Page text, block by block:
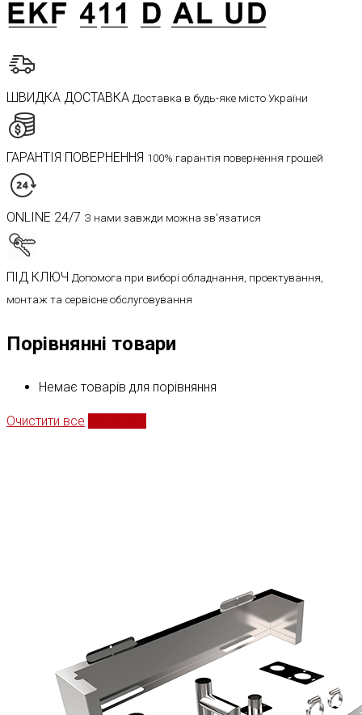
ШВИДКА ДОСТАВКА Доставка в будь-яке місто України
ГАРАНТІЯ ПОВЕРНЕННЯ 100% гарантія повернення грошей
ONLINE 24/7 З нами завжди можна зв'язатися
ПІД КЛЮЧ Допомога при виборі обладнання, проектування,
монтаж та сервісне обслуговування
Порівнянні товари
Немає товарів для порівняння
Очистити все